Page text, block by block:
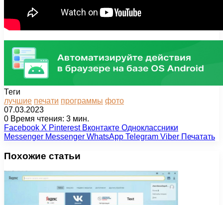
Теги
лучшие печати программы фото
07.03.2023
0 Время чтения: 3 мин.
Facebook X Pinterest Вконтакте Одноклассники
Messenger Messenger WhatsApp Telegram Viber Печатать
Похожие статьи